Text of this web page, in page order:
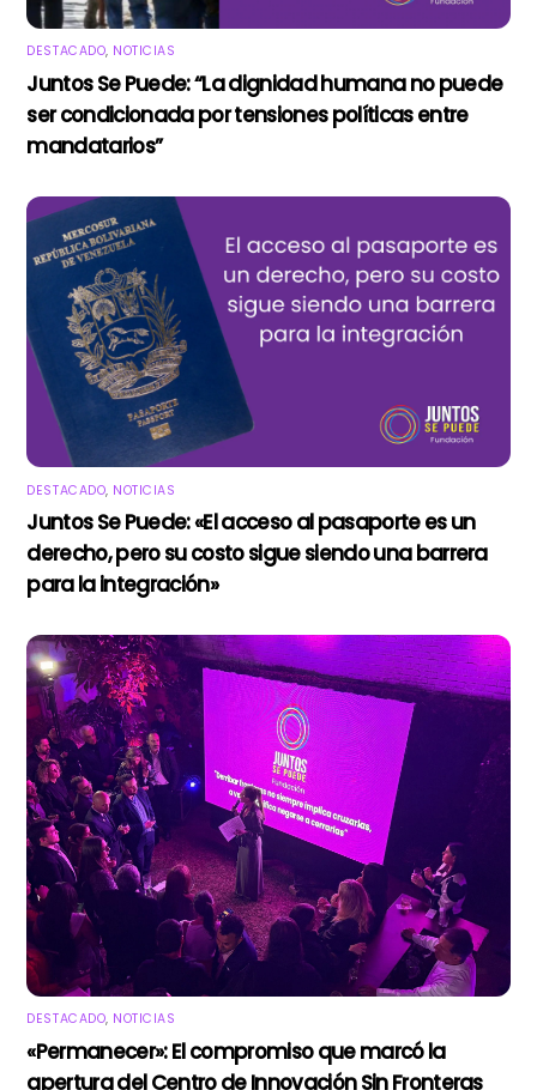
DESTACADO, NOTICIAS
Juntos Se Puede: “La dignidad humana no puede
ser condicionada por tensiones políticas entre
mandatarios”
DESTACADO, NOTICIAS
Juntos Se Puede: «El acceso al pasaporte es un
derecho, pero su costo sigue siendo una barrera
para la integración»
DESTACADO, NOTICIAS
«Permanecer»: El compromiso que marcó la
apertura del Centro de Innovación Sin Fronteras